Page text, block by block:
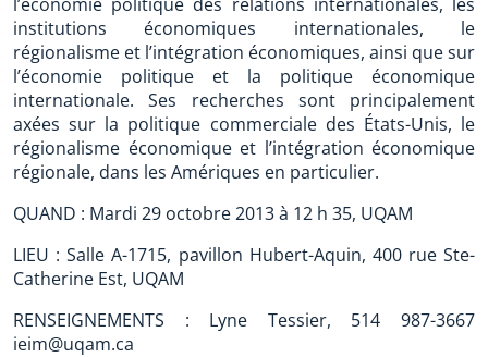
institutions économiques internationales, le
régionalisme et l’intégration économiques, ainsi que sur
l’économie politique et la politique économique
internationale. Ses recherches sont principalement
axées sur la politique commerciale des États-Unis, le
régionalisme économique et l’intégration économique
régionale, dans les Amériques en particulier.
QUAND : Mardi 29 octobre 2013 à 12 h 35, UQAM
LIEU : Salle A-1715, pavillon Hubert-Aquin, 400 rue Ste-
Catherine Est, UQAM
RENSEIGNEMENTS : Lyne Tessier, 514 987-3667
ieim@uqam.ca